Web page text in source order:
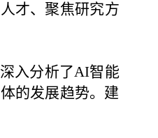
才、聚焦研究方
入分析了AI智能
的发展趋势。建